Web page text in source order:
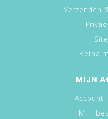
Verzenden
MIJN
Account
Mijn